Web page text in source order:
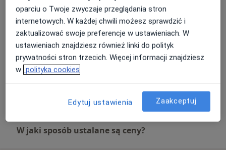
USG doppler kończyn dolnych - 1
noga
250 zł Szczegóły
Umów wizytę
USG doppler kończyn dolnych - 2
nogi
W jaki sposób ustalane są ceny?
oparciu o Twoje zwyczaje przeglądania stron
internetowych. W każdej chwili możesz sprawdzić i
zaktualizować swoje preferencje w ustawieniach. W
ustawieniach znajdziesz również linki do polityk
prywatności stron trzecich. Więcej informacji znajdziesz
w polityka cookies
Edytuj ustawienia Zaakceptuj